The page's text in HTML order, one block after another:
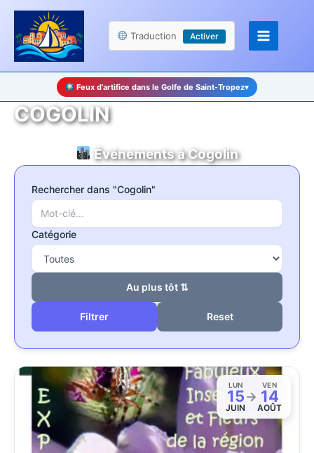
Panneau de gestion des cookies
Aller
contenu
Traduction Activer
Feux d’artifice dans le Golfe de Saint-Tropez▾
COGOLIN
Événements à Cogolin
Rechercher dans "Cogolin"
Catégorie
Au plus tôt ⇅
Reset
LUN
15
JUIN
→
VEN
14
AOÛT